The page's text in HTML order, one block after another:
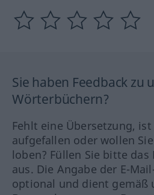
Sie haben Feedback zu
Wörterbüchern?
Fehlt eine Übersetzung,
aufgefallen oder wollen
loben? Füllen Sie bitte das
aus. Die Angabe der E-
optional und dient gemäß